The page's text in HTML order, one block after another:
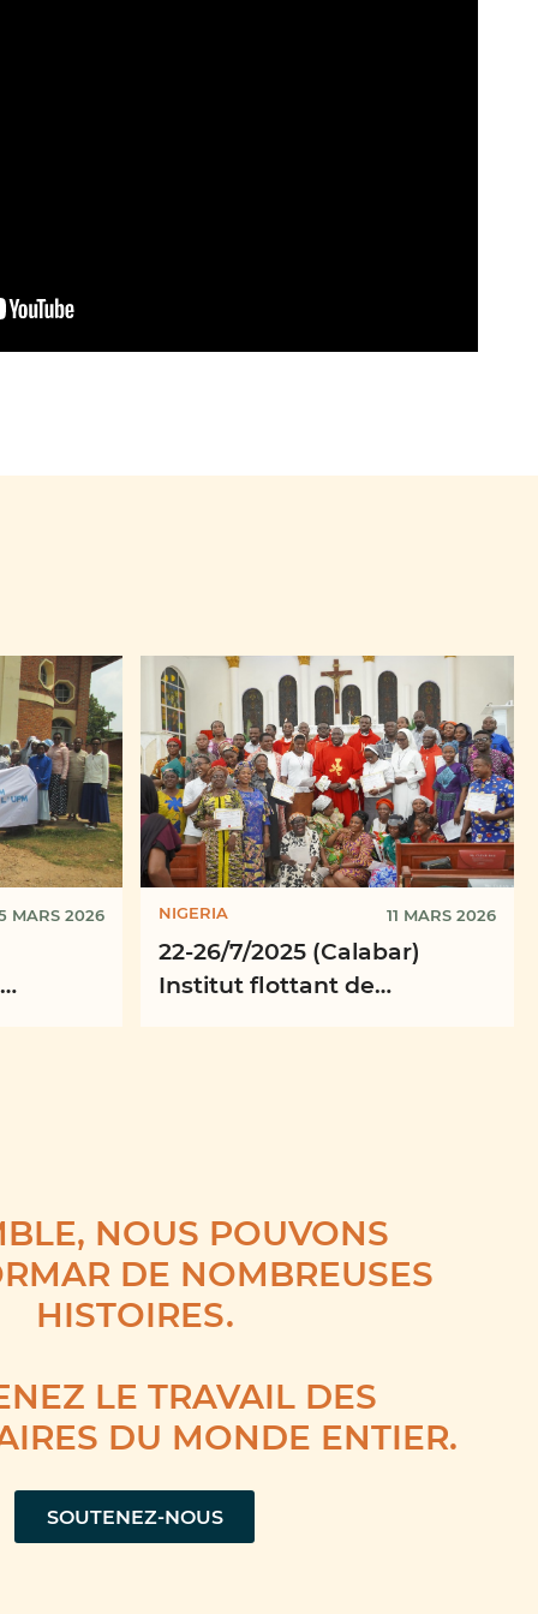
MARS 2026 NIGERIA 11 MARS 2026
22-26/7/2025 (Calabar)
Institut flottant de
NOUS POUVONS
DE NOMBREUSES
HISTOIRES.
LE TRAVAIL DES
DU MONDE ENTIER.
SOUTENEZ-NOUS